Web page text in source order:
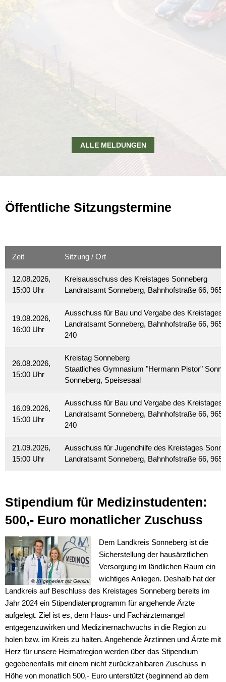
ALLE MELDUNGEN
Öffentliche Sitzungstermine
Zeit Sitzung / Ort
12.08.2026,
15:00 Uhr
Kreisausschuss des Kreistages Sonneberg
Landratsamt Sonneberg, Bahnhofstraße 66,
19.08.2026,
16:00 Uhr
Ausschuss für Bau und Vergabe des Kreistages
Landratsamt Sonneberg, Bahnhofstraße 66,
240
26.08.2026,
15:00 Uhr
Kreistag Sonneberg
Staatliches Gymnasium "Hermann Pistor"
Sonneberg, Speisesaal
16.09.2026,
15:00 Uhr
Ausschuss für Bau und Vergabe des Kreistages
Landratsamt Sonneberg, Bahnhofstraße 66,
240
21.09.2026,
15:00 Uhr
Ausschuss für Jugendhilfe des Kreistages
Landratsamt Sonneberg, Bahnhofstraße 66,
Stipendium für Medizinstudenten:
500,- Euro monatlicher Zuschuss
© KI generiert mit Gemini
Dem Landkreis Sonneberg ist die
Sicherstellung der hausärztlichen
Versorgung im ländlichen Raum ein
wichtiges Anliegen. Deshalb hat der
Landkreis auf Beschluss des Kreistages Sonneberg bereits im
Jahr 2024 ein Stipendiatenprogramm für angehende Ärzte
aufgelegt. Ziel ist es, dem Haus- und Fachärztemangel
entgegenzuwirken und Medizinernachwuchs in die Region zu
holen bzw. im Kreis zu halten. Angehende Ärztinnen und Ärzte mit
Herz für unsere Heimatregion werden über das Stipendium
gegebenenfalls mit einem nicht zurückzahlbaren Zuschuss in
Höhe von monatlich 500,- Euro unterstützt (beginnend ab dem